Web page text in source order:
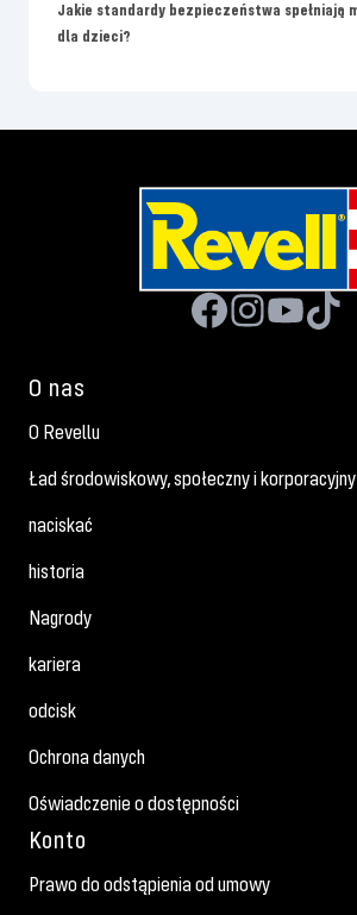
Jakie standardy bezpieczeństwa spełniają
dla dzieci?
O nas
O Revellu
Ład środowiskowy, społeczny i korporacyjny
naciskać
historia
Nagrody
kariera
odcisk
Ochrona danych
Oświadczenie o dostępności
Konto
Prawo do odstąpienia od umowy